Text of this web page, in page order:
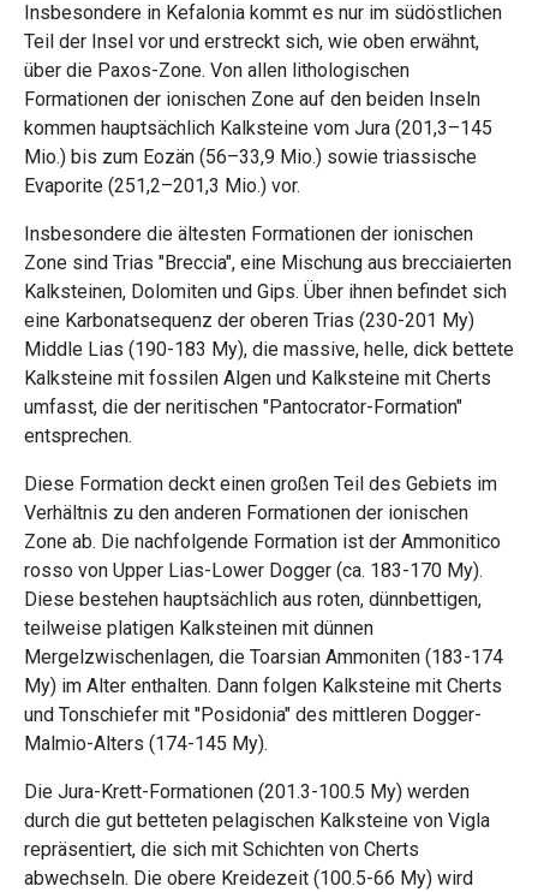
Insbesondere in Kefalonia kommt es nur im südöstlichen
Teil der Insel vor und erstreckt sich, wie oben erwähnt,
über die Paxos-Zone. Von allen lithologischen
Formationen der ionischen Zone auf den beiden Inseln
kommen hauptsächlich Kalksteine ​​vom Jura (201,3–145
Mio.) bis zum Eozän (56–33,9 Mio.) sowie triassische
Evaporite (251,2–201,3 Mio.) vor.
Insbesondere die ältesten Formationen der ionischen
Zone sind Trias "Breccia", eine Mischung aus brecciaierten
Kalksteinen, Dolomiten und Gips. Über ihnen befindet sich
eine Karbonatsequenz der oberen Trias (230-201 My)
Middle Lias (190-183 My), die massive, helle, dick bettete
Kalksteine mit fossilen Algen und Kalksteine mit Cherts
umfasst, die der neritischen "Pantocrator-Formation"
entsprechen.
Diese Formation deckt einen großen Teil des Gebiets im
Verhältnis zu den anderen Formationen der ionischen
Zone ab. Die nachfolgende Formation ist der Ammonitico
rosso von Upper Lias-Lower Dogger (ca. 183-170 My).
Diese bestehen hauptsächlich aus roten, dünnbettigen,
teilweise platigen Kalksteinen mit dünnen
Mergelzwischenlagen, die Toarsian Ammoniten (183-174
My) im Alter enthalten. Dann folgen Kalksteine mit Cherts
und Tonschiefer mit "Posidonia" des mittleren Dogger-
Malmio-Alters (174-145 My).
Die Jura-Krett-Formationen (201.3-100.5 My) werden
durch die gut betteten pelagischen Kalksteine von Vigla
repräsentiert, die sich mit Schichten von Cherts
abwechseln. Die obere Kreidezeit (100.5-66 My) wird